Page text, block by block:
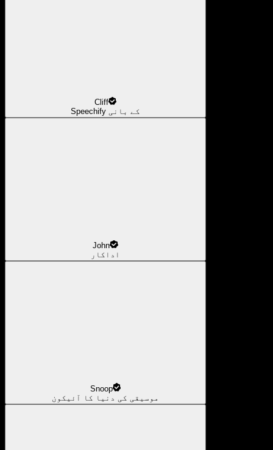
Cliff
Speechify کے بانی
John
اداکار
Snoop
موسیقی کی دنیا کا آئیکون